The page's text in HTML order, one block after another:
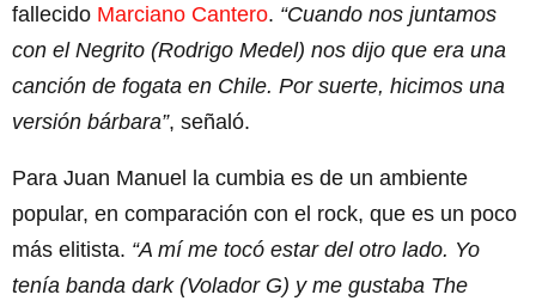
fallecido Marciano Cantero. “Cuando nos juntamos
con el Negrito (Rodrigo Medel) nos dijo que era una
canción de fogata en Chile. Por suerte, hicimos una
versión bárbara”, señaló.
Para Juan Manuel la cumbia es de un ambiente
popular, en comparación con el rock, que es un poco
más elitista. “A mí me tocó estar del otro lado. Yo
tenía banda dark (Volador G) y me gustaba The